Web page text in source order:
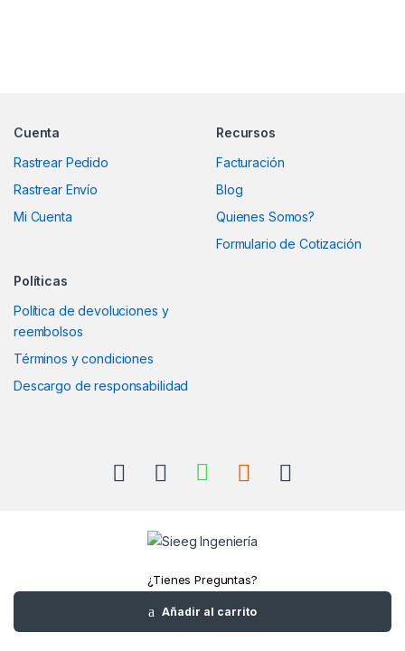
Añadir al carrito
Cuenta
Rastrear Pedido
Rastrear Envío
Mi Cuenta
Recursos
Facturación
Blog
Quienes Somos?
Formulario de Cotización
Políticas
Política de devoluciones y
reembolsos
Términos y condiciones
Descargo de responsabilidad
¿Tienes Preguntas?
Llámanos
+52(961)1180157